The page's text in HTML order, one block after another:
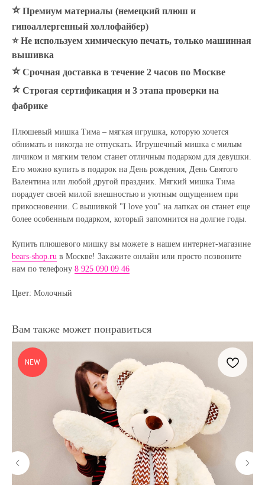
⭐ Премиум материалы (немецкий плюш и
гипоаллергенный холлофайбер)
⭐ Не используем химическую печать, только машинная
вышивка
⭐ Срочная доставка в течение 2 часов по Москве
⭐ Строгая сертификация и 3 этапа проверки на
фабрике
Плюшевый мишка Тима – мягкая игрушка, которую хочется
обнимать и никогда не отпускать. Игрушечный мишка с милым
личиком и мягким телом станет отличным подарком для девушки.
Его можно купить в подарок на День рождения, День Святого
Валентина или любой другой праздник. Мягкий мишка Тима
порадует своей милой внешностью и уютным ощущением при
прикосновении. С вышивкой "I love you" на лапках он станет еще
более особенным подарком, который запомнится на долгие годы.
Купить плюшевого мишку вы можете в нашем интернет-магазине
bears-shop.ru в Москве! Закажите онлайн или просто позвоните
нам по телефону 8 925 090 09 46
Цвет: Молочный
Вам также может понравиться
NEW
Полезные статьи